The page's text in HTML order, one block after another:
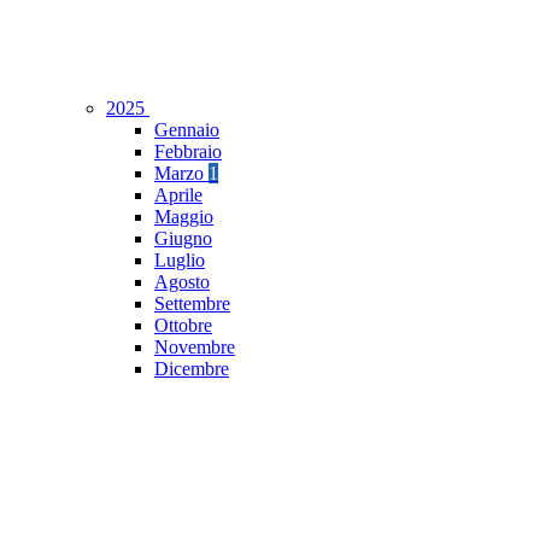
2025
Gennaio
Febbraio
Marzo 1
Aprile
Maggio
Giugno
Luglio
Agosto
Settembre
Ottobre
Novembre
Dicembre